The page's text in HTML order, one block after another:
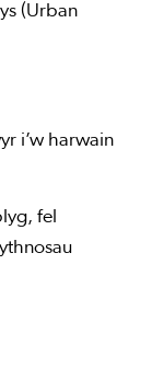
(Urban
i’w harwain
fel